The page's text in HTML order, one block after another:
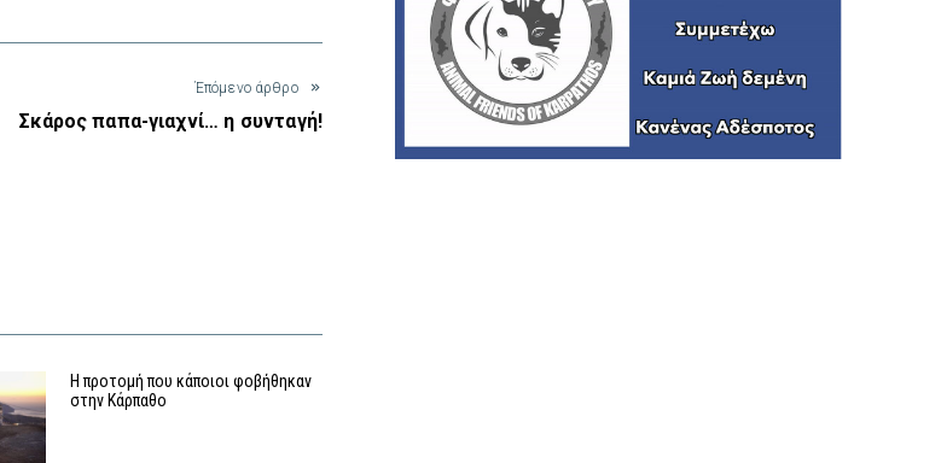
Έπόμενο άρθρο
Σκάρος παπα-γιαχνί… η συνταγή!
Η προτομή που κάποιοι φοβήθηκαν
στην Κάρπαθο